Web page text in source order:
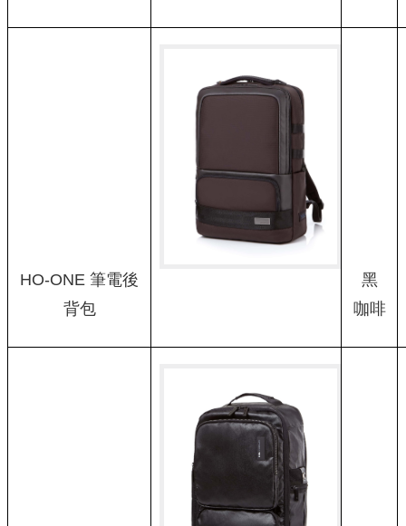
HO-ONE 筆電後
背包
黑
咖啡